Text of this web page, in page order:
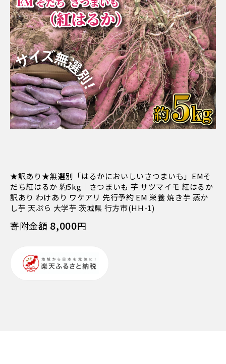
★訳あり★無選別「はるかにおいしいさつまいも」EMそ
だち紅はるか 約5kg｜さつまいも 芋 サツマイモ 紅はるか
訳あり わけあり ワケアリ 先行予約 EM 栄養 焼き芋 蒸か
し芋 天ぷら 大学芋 茨城県 行方市(HH-1)
寄附金額 8,000円